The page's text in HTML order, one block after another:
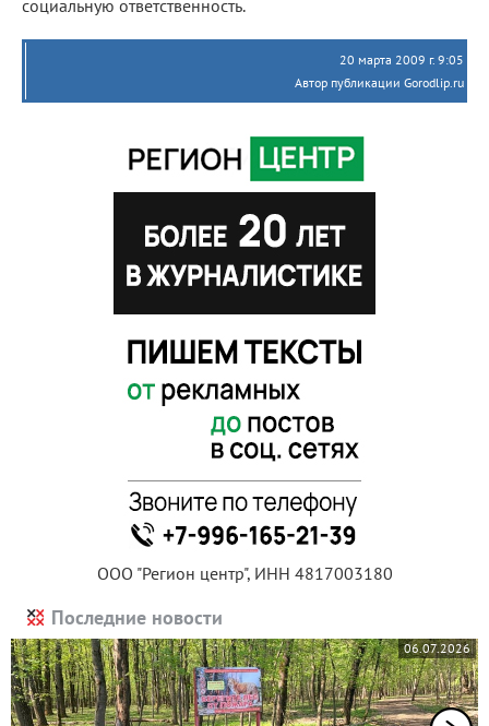
социальную ответственность.
20 марта 2009 г. 9:05
Автор публикации Gorodlip.ru
ООО "Регион центр", ИНН 4817003180
Последние новости
06.07.2026